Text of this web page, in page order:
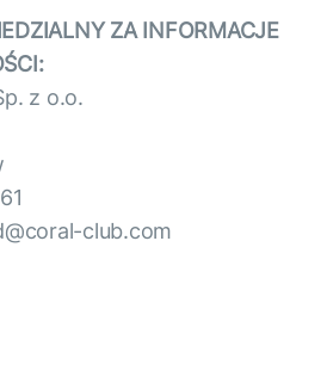
ZA INFORMACJE
z o.o.
club.com